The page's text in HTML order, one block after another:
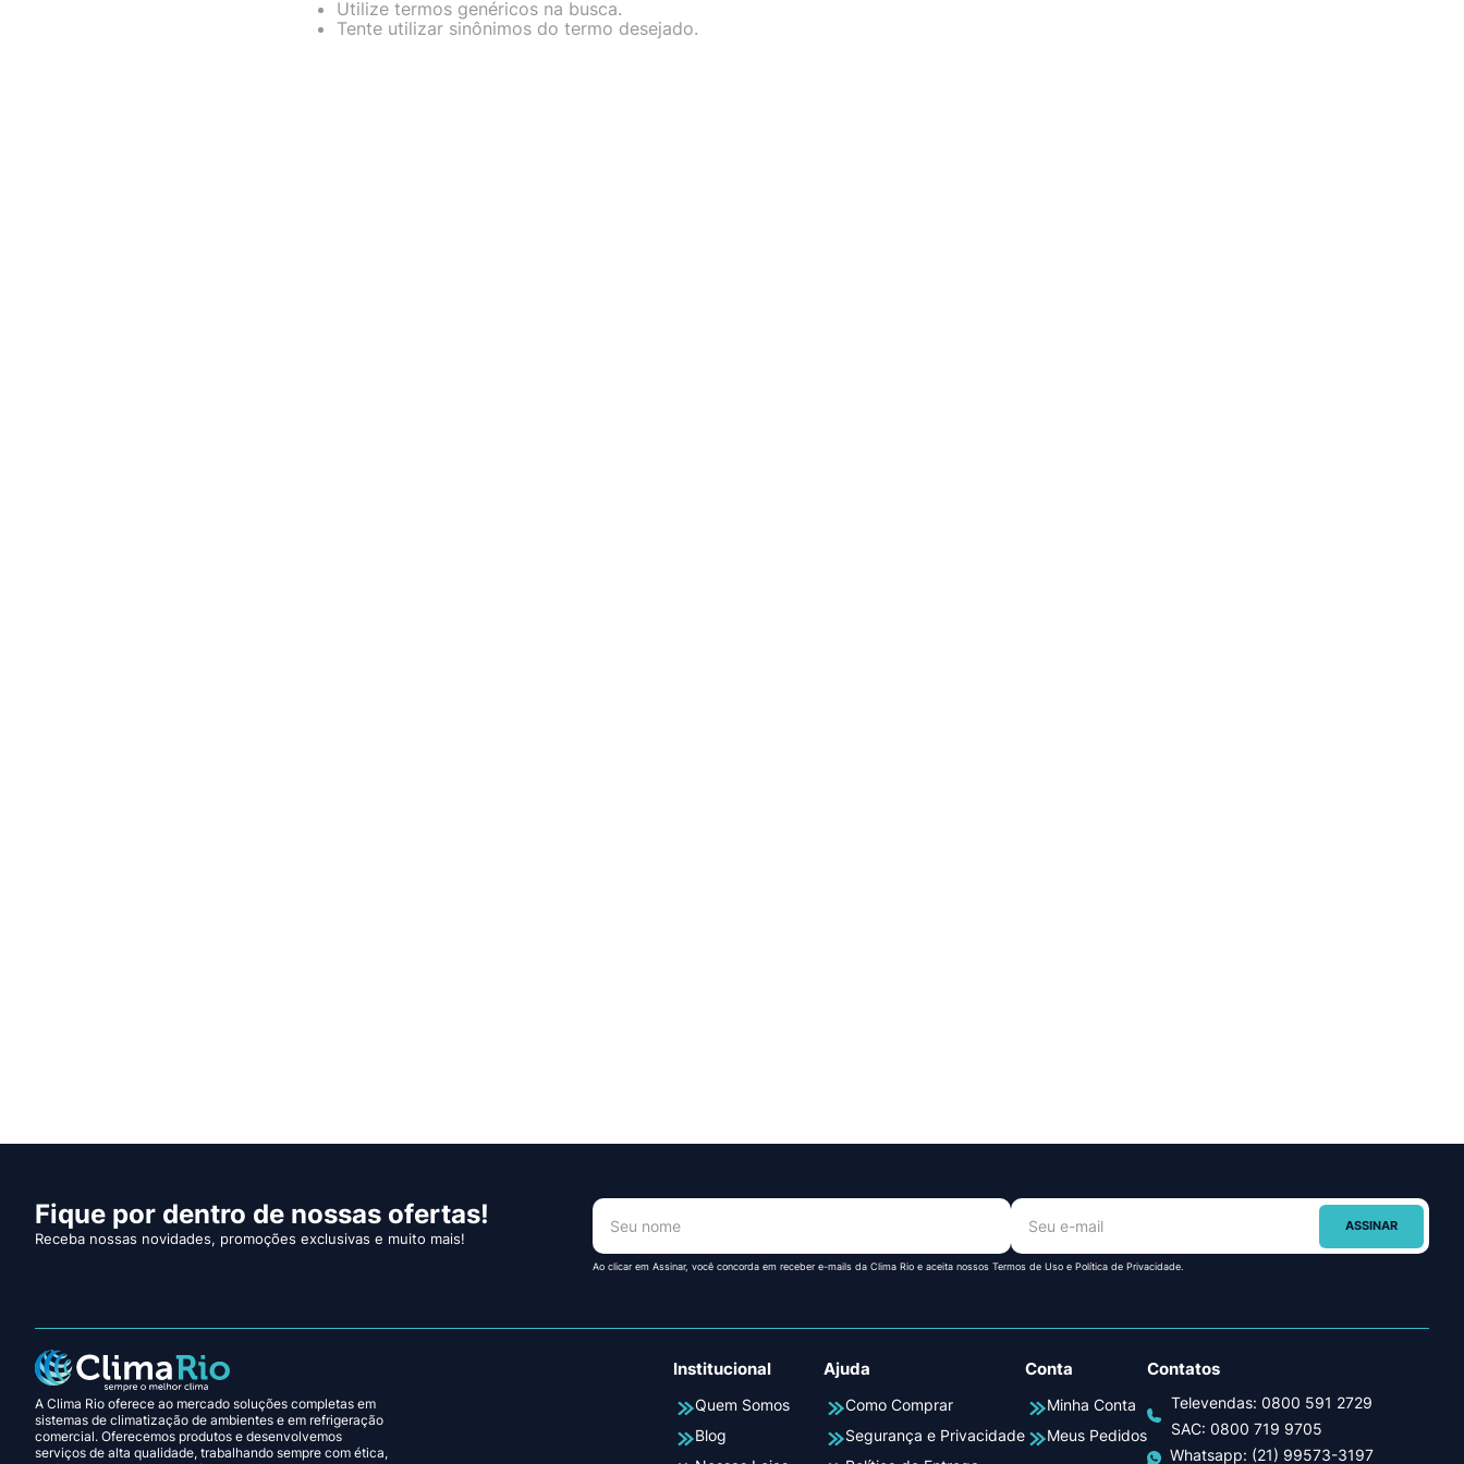
Utilize termos genéricos na busca.
Tente utilizar sinônimos do termo desejado.
Fique por dentro de nossas ofertas!
Receba nossas novidades, promoções exclusivas e muito mais!
ASSINAR
Ao clicar em Assinar, você concorda em receber e-mails da Clima Rio e aceita nossos Termos de Uso e Política de Privacidade.
A Clima Rio oferece ao mercado soluções completas em
sistemas de climatização de ambientes e em refrigeração
comercial. Oferecemos produtos e desenvolvemos
serviços de alta qualidade, trabalhando sempre com ética,
Institucional
Quem Somos
Blog
Ajuda
Como Comprar
Segurança e Privacidade
Conta
Minha Conta
Meus Pedidos
Contatos
Televendas: 0800 591 2729
SAC: 0800 719 9705
Whatsapp: (21) 99573-3197
10º freezer